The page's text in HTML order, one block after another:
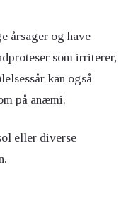
årsager og have
som irriterer,
kan også
på anæmi.
eller diverse